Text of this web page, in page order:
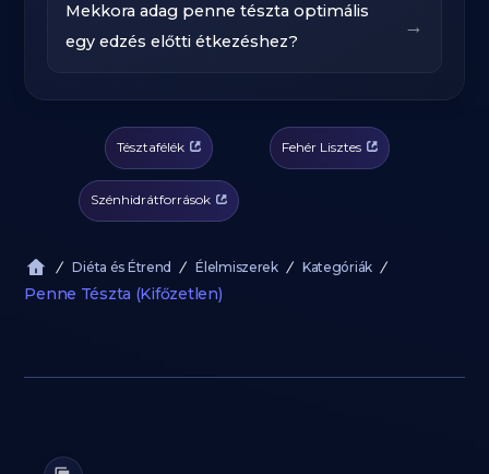
Mekkora adag penne tészta optimális
egy edzés előtti étkezéshez?
→
Tésztafélék Fehér Lisztes
Szénhidrátforrások
Diéta és Étrend Élelmiszerek Kategóriák
Penne Tészta (Kifőzetlen)